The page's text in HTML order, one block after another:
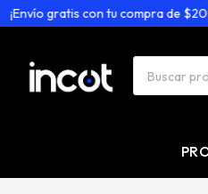
gratis con tu compra de